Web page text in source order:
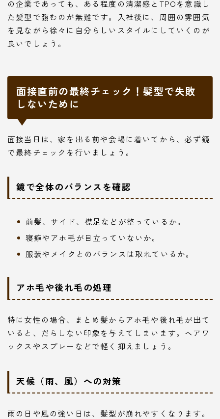
の企業であっても、ある程度の清潔感とTPOを意識し
た髪型で臨むのが無難です。入社後に、周囲の雰囲気
を見ながら徐々に自分らしいスタイルにしていくのが
良いでしょう。
面接直前の最終チェック！髪型で失敗
しないために
面接当日は、家を出る前や会場に着いてから、必ず鏡
で最終チェックを行いましょう。
鏡で全体のバランスを確認
前髪、サイド、襟足などが整っているか。
寝癖やアホ毛が目立っていないか。
服装やメイクとのバランスは取れているか。
アホ毛や後れ毛の処理
特に女性の場合、まとめ髪からアホ毛や後れ毛が出て
いると、だらしない印象を与えてしまいます。ヘアワ
ックスやスプレーなどで軽く抑えましょう。
天候（雨、風）への対策
雨の日や風の強い日は、髪型が崩れやすくなります。